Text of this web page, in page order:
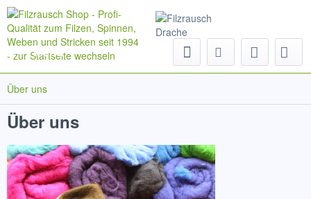
Menü
Über uns
Über uns